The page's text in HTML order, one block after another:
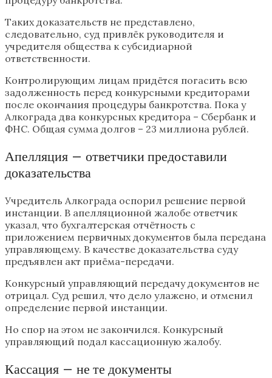
Таких доказательств не представлено,
следовательно, суд привлёк руководителя и
учредителя общества к субсидиарной
ответственности.
Контролирующим лицам придётся погасить всю
задолженность перед конкурсными кредиторами
после окончания процедуры банкротства. Пока у
Алкограда два конкурсных кредитора – Сбербанк и
ФНС. Общая сумма долгов – 23 миллиона рублей.
Апелляция – ответчики предоставили
доказательства
Учредитель Алкограда оспорил решение первой
инстанции. В апелляционной жалобе ответчик
указал, что бухгалтерская отчётность с
приложением первичных документов была передана
управляющему. В качестве доказательства суду
предъявлен акт приёма-передачи.
Конкурсный управляющий передачу документов не
отрицал. Суд решил, что дело улажено, и отменил
определение первой инстанции.
Но спор на этом не закончился. Конкурсный
управляющий подал кассационную жалобу.
Кассация – не те документы